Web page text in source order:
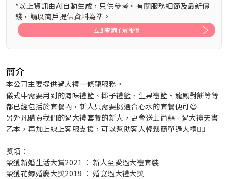
*以上資訊由AI自動生成，只供參考。有關服務細節及最新價
錢，請以商戶提供資料為準。
立即查詢了解報價
簡介
本公司主要提供過大禮一條龍服務。
儀式中需要用到的海味禮籃、椰子禮籃、生果禮籃、龍鳳對餅等等
都已經包括於套餐內，新人只需要挑選合心水的套餐便可😃
另外凡購買我們的過大禮套餐的新人，更會送上尚囍 - 過大禮天書
乙本，再加上線上客服支援，可以幫助客人輕鬆簡單過大禮👍🏻
獎項：
榮獲新婚生活大賞2021 ： 新人至愛過大禮套裝
榮獲花嫁婚慶大獎2019 ： 婚宴過大禮大獎